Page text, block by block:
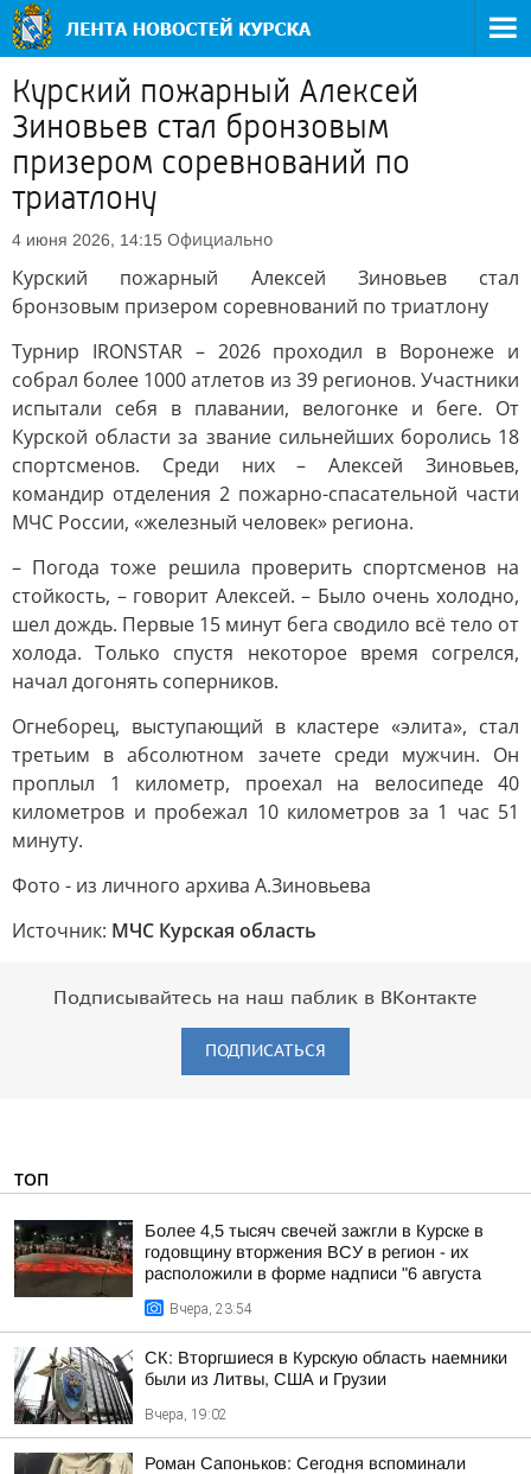
Курский пожарный Алексей
Зиновьев стал бронзовым
призером соревнований по
триатлону
4 июня 2026, 14:15 Официально
Курский пожарный Алексей Зиновьев стал
бронзовым призером соревнований по триатлону
Турнир IRONSTAR – 2026 проходил в Воронеже и
собрал более 1000 атлетов из 39 регионов. Участники
испытали себя в плавании, велогонке и беге. От
Курской области за звание сильнейших боролись 18
спортсменов. Среди них – Алексей Зиновьев,
командир отделения 2 пожарно-спасательной части
МЧС России, «железный человек» региона.
– Погода тоже решила проверить спортсменов на
стойкость, – говорит Алексей. – Было очень холодно,
шел дождь. Первые 15 минут бега сводило всё тело от
холода. Только спустя некоторое время согрелся,
начал догонять соперников.
Огнеборец, выступающий в кластере «элита», стал
третьим в абсолютном зачете среди мужчин. Он
проплыл 1 километр, проехал на велосипеде 40
километров и пробежал 10 километров за 1 час 51
минуту.
Фото - из личного архива А.Зиновьева
Источник: МЧС Курская область
Подписывайтесь на наш паблик в ВКонтакте
ПОДПИСАТЬСЯ
ТОП
Более 4,5 тысяч свечей зажгли в Курске в
годовщину вторжения ВСУ в регион - их
расположили в форме надписи "6 августа
Вчера, 23:54
СК: Вторгшиеся в Курскую область наемники
были из Литвы, США и Грузии
Вчера, 19:02
Роман Сапоньков: Сегодня вспоминали